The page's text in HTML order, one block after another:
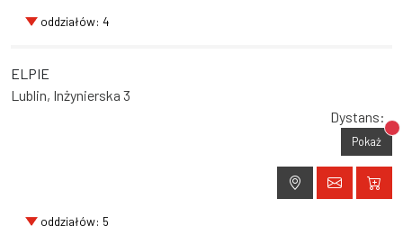
oddziałów: 4
ELPIE
Lublin, Inżynierska 3
Dystans:
Pokaż
oddziałów: 5